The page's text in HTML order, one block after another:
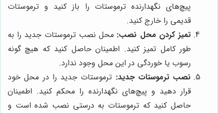
پیچ‌های نگهدارنده ترموستات را باز کنید و ترموستات
قدیمی را خارج کنید.
تمیز کردن محل نصب: محل نصب ترموستات جدید را به
طور کامل تمیز کنید. اطمینان حاصل کنید که هیچ گونه
رسوب یا خوردگی در این محل وجود ندارد.
نصب ترموستات جدید: ترموستات جدید را در محل خود
قرار دهید و پیچ‌های نگهدارنده را محکم کنید. اطمینان
حاصل کنید که ترموستات به درستی نصب شده است و